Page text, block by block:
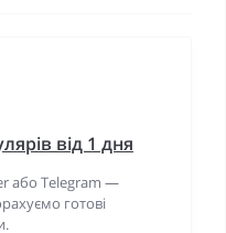
від 1 дня
або Telegram —
готові